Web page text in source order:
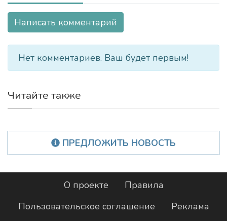
Написать комментарий
Нет комментариев. Ваш будет первым!
Читайте также
ПРЕДЛОЖИТЬ НОВОСТЬ
О проекте
Правила
Пользовательское соглашение
Реклама